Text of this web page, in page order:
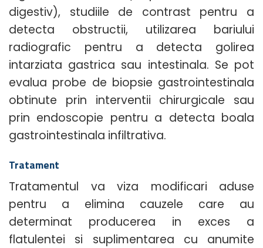
digestiv), studiile de contrast pentru a
detecta obstructii, utilizarea bariului
radiografic pentru a detecta golirea
intarziata gastrica sau intestinala. Se pot
evalua probe de biopsie gastrointestinala
obtinute prin interventii chirurgicale sau
prin endoscopie pentru a detecta boala
gastrointestinala infiltrativa.
Tratament
Tratamentul va viza modificari aduse
pentru a elimina cauzele care au
determinat producerea in exces a
flatulentei si suplimentarea cu anumite